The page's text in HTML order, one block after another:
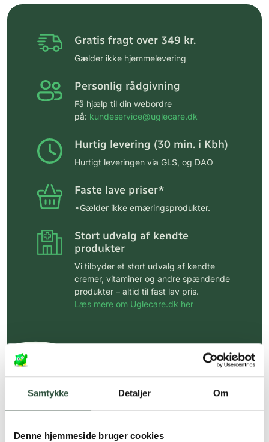
Samtykke Detaljer Om
Denne hjemmeside bruger cookies
Gratis fragt over 349 kr.
Gælder ikke hjemmelevering
Personlig rådgivning
Få hjælp til din webordre
på: kundeservice@uglecare.dk
Hurtig levering (30 min. i Kbh)
Hurtigt leveringen via GLS, og DAO
Faste lave priser*
*Gælder ikke ernæringsprodukter.
Stort udvalg af kendte
produkter
Vi tilbyder et stort udvalg af kendte
cremer, vitaminer og andre spændende
produkter – altid til fast lav pris.
Læs mere om Uglecare.dk her